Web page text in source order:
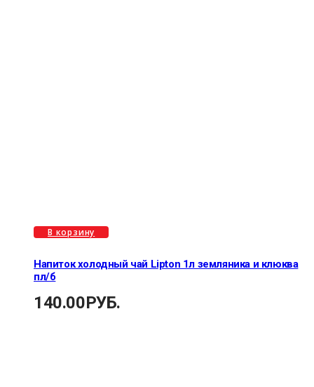
В корзину
Напиток холодный чай Lipton 1л земляника и клюква
пл/б
140.00РУБ.